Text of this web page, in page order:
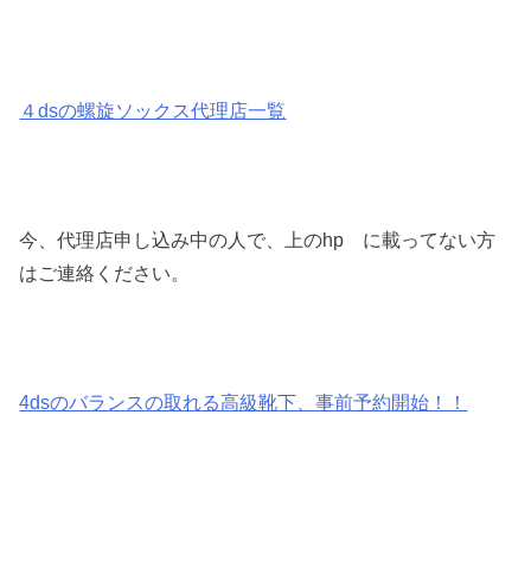
４dsの螺旋ソックス代理店一覧
今、代理店申し込み中の人で、上のhp に載ってない方
はご連絡ください。
4dsのバランスの取れる高級靴下、事前予約開始！！